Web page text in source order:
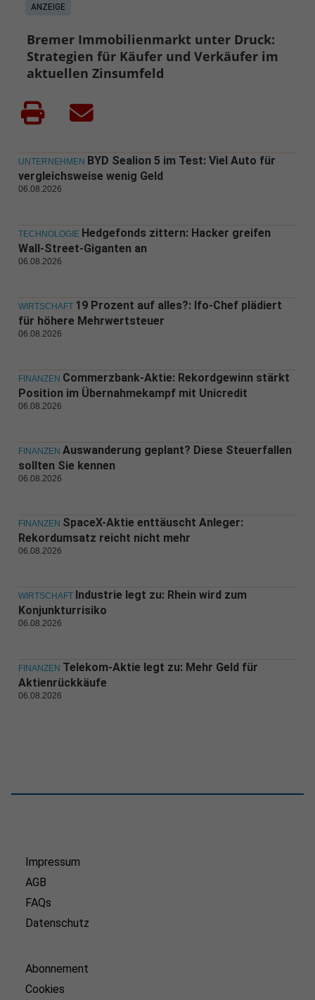
ANZEIGE
Bremer Immobilienmarkt unter Druck:
Strategien für Käufer und Verkäufer im
aktuellen Zinsumfeld
UNTERNEHMEN BYD Sealion 5 im Test: Viel Auto für
vergleichsweise wenig Geld
06.08.2026
TECHNOLOGIE Hedgefonds zittern: Hacker greifen
Wall-Street-Giganten an
06.08.2026
WIRTSCHAFT 19 Prozent auf alles?: Ifo-Chef plädiert
für höhere Mehrwertsteuer
06.08.2026
FINANZEN Commerzbank-Aktie: Rekordgewinn stärkt
Position im Übernahmekampf mit Unicredit
06.08.2026
FINANZEN Auswanderung geplant? Diese Steuerfallen
sollten Sie kennen
06.08.2026
FINANZEN SpaceX-Aktie enttäuscht Anleger:
Rekordumsatz reicht nicht mehr
06.08.2026
WIRTSCHAFT Industrie legt zu: Rhein wird zum
Konjunkturrisiko
06.08.2026
FINANZEN Telekom-Aktie legt zu: Mehr Geld für
Aktienrückkäufe
06.08.2026
Impressum
AGB
FAQs
Datenschutz
Abonnement
Cookies